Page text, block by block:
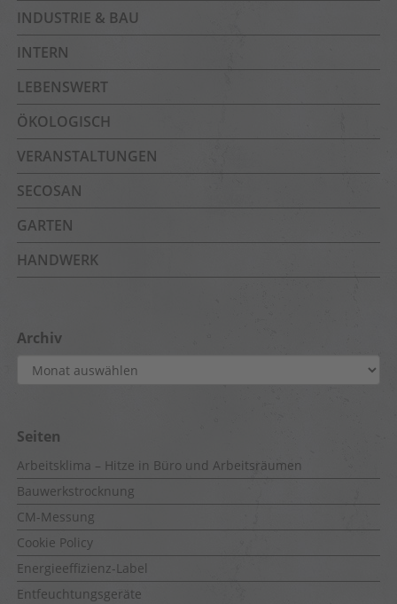
INDUSTRIE & BAU
INTERN
LEBENSWERT
ÖKOLOGISCH
VERANSTALTUNGEN
SECOSAN
GARTEN
HANDWERK
Archiv
Archiv
Seiten
Arbeitsklima – Hitze in Büro und Arbeitsräumen
Bauwerkstrocknung
CM-Messung
Cookie Policy
Energieeffizienz-Label
Entfeuchtungsgeräte